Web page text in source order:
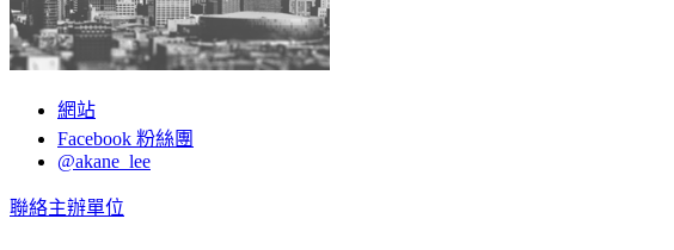
網站
Facebook 粉絲團
@akane_lee
聯絡主辦單位